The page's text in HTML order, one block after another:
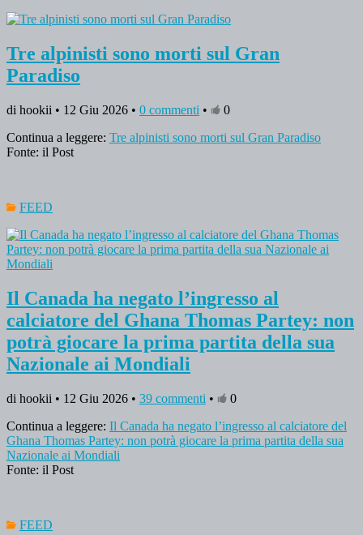
Tre alpinisti sono morti sul Gran
Paradiso
di hookii • 12 Giu 2026 • 0 commenti •
0
Continua a leggere: Tre alpinisti sono morti sul Gran Paradiso
Fonte: il Post
FEED
Il Canada ha negato l’ingresso al
calciatore del Ghana Thomas Partey: non
potrà giocare la prima partita della sua
Nazionale ai Mondiali
di hookii • 12 Giu 2026 • 39 commenti •
0
Continua a leggere: Il Canada ha negato l’ingresso al calciatore del
Ghana Thomas Partey: non potrà giocare la prima partita della sua
Nazionale ai Mondiali
Fonte: il Post
FEED